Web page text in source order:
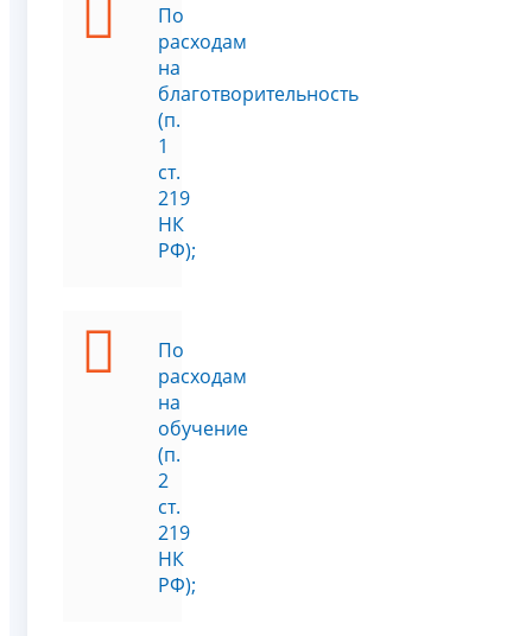
По
расходам
на
благотворительность
(п.
1
ст.
219
НК
РФ);
По
расходам
на
обучение
(п.
2
ст.
219
НК
РФ);